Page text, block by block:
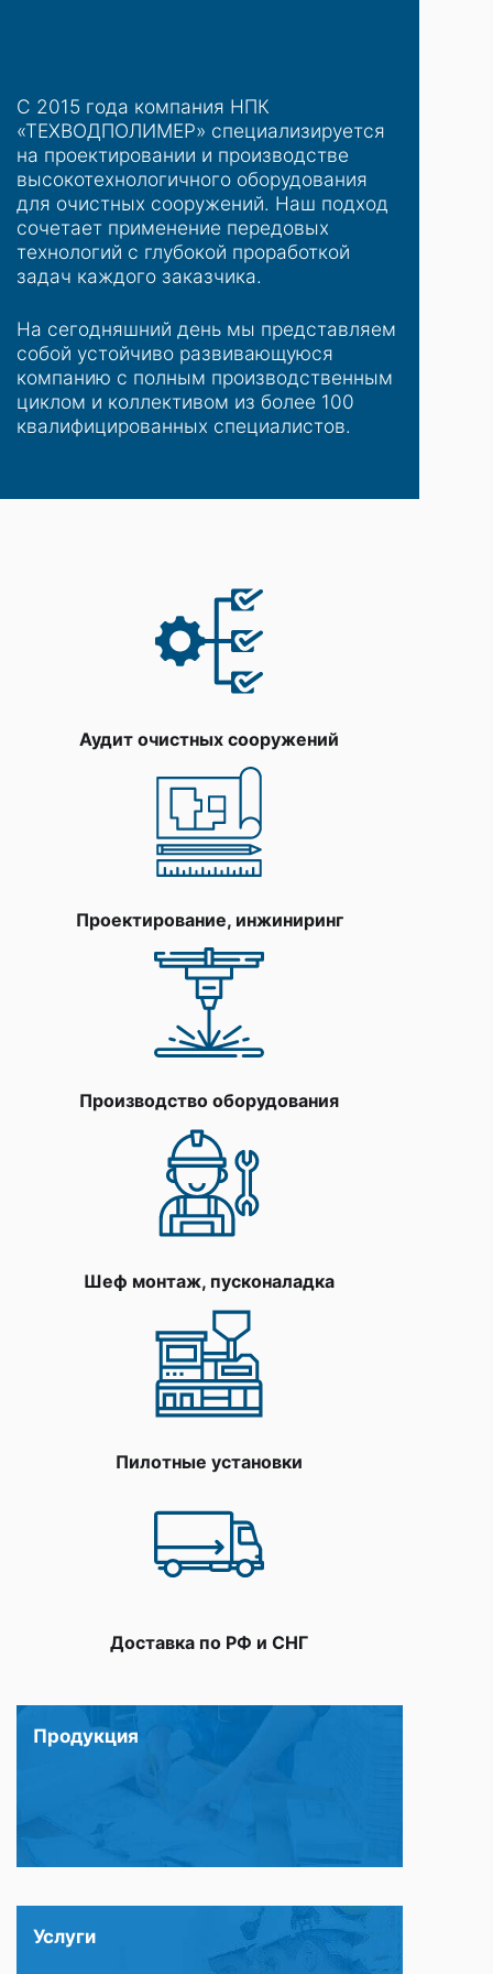
С 2015 года компания НПК
«ТЕХВОДПОЛИМЕР» специализируется
на проектировании и производстве
высокотехнологичного оборудования
для очистных сооружений. Наш подход
сочетает применение передовых
технологий с глубокой проработкой
задач каждого заказчика.
На сегодняшний день мы представляем
собой устойчиво развивающуюся
компанию с полным производственным
циклом и коллективом из более 100
квалифицированных специалистов.
Аудит очистных сооружений
Проектирование, инжиниринг
Производство оборудования
Шеф монтаж, пусконаладка
Пилотные установки
Доставка по РФ и СНГ
Продукция
Услуги